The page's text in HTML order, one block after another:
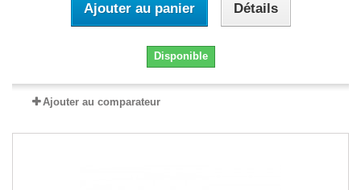
Ajouter au panier Détails
Disponible
Ajouter au comparateur